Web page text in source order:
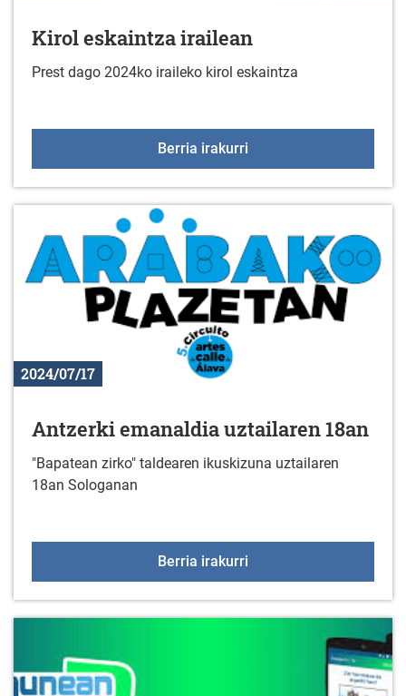
Kirol eskaintza irailean
Prest dago 2024ko iraileko kirol eskaintza
Berria irakurri
2024/07/17
Antzerki emanaldia uztailaren 18an
"Bapatean zirko" taldearen ikuskizuna uztailaren
18an Sologanan
Berria irakurri